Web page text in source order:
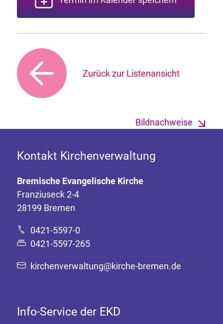
Zurück zur Listenansicht
Bildnachweise
Kontakt Kirchenverwaltung
Bremische Evangelische Kirche
Franziuseck 2-4
28199 Bremen
0421-5597-0
0421-5597-265
kirchenverwaltung@kirche-bremen.de
Info-Service der EKD